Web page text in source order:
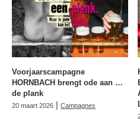
Voorjaarscampagne
HORNBACH brengt ode aan …
de plank
20 maart 2026 | Campagnes